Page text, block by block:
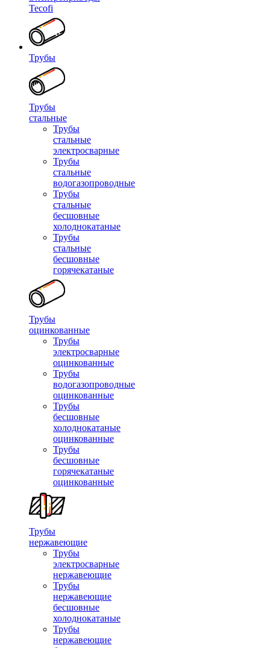
Tecofi
Трубы
Трубы
стальные
Трубы
стальные
электросварные
Трубы
стальные
водогазопроводные
Трубы
стальные
бесшовные
холоднокатаные
Трубы
стальные
бесшовные
горячекатаные
Трубы
оцинкованные
Трубы
электросварные
оцинкованные
Трубы
водогазопроводные
оцинкованные
Трубы
бесшовные
холоднокатаные
оцинкованные
Трубы
бесшовные
горячекатаные
оцинкованные
Трубы
нержавеющие
Трубы
электросварные
нержавеющие
Трубы
нержавеющие
бесшовные
холоднокатаные
Трубы
нержавеющие